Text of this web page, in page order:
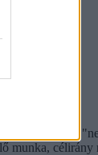
vagy
munka, célirány